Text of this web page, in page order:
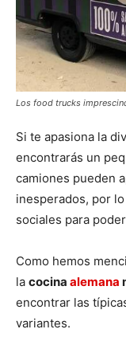
Los food trucks
Si te apasiona la
encontrarás un
camiones pueden
inesperados, por
sociales para
Como hemos
la cocina alemana
encontrar las
variantes.